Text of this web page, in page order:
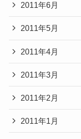
2011年6月
2011年5月
2011年4月
2011年3月
2011年2月
2011年1月